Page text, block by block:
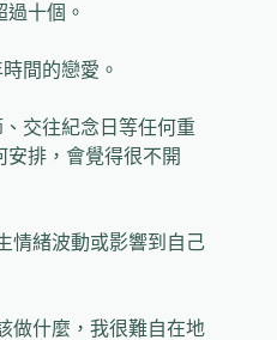
十個。
間的戀愛。
交往紀念日等任何重
排，會覺得很不開
情緒波動或影響到自己
做什麼，我很難自在地